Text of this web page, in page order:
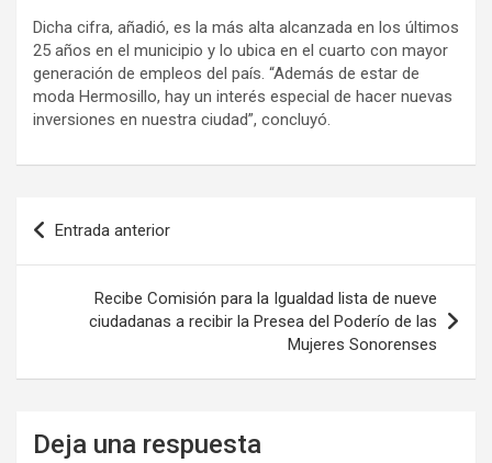
Dicha cifra, añadió, es la más alta alcanzada en los últimos
25 años en el municipio y lo ubica en el cuarto con mayor
generación de empleos del país. “Además de estar de
moda Hermosillo, hay un interés especial de hacer nuevas
inversiones en nuestra ciudad”, concluyó.
Navegación
de
entradas
Entrada anterior
Recibe Comisión para la Igualdad lista de nueve
ciudadanas a recibir la Presea del Poderío de las
Mujeres Sonorenses
Deja una respuesta